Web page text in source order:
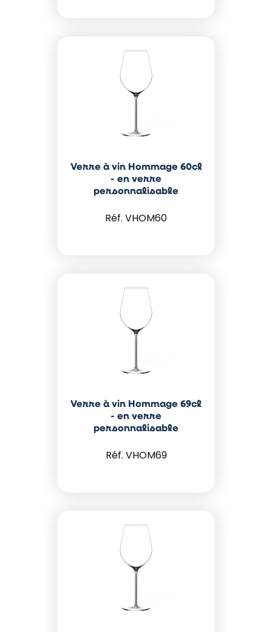
Verre à vin Hommage 60cl
- en verre
personnalisable
VHOM60
Verre à vin Hommage 69cl
- en verre
personnalisable
VHOM69